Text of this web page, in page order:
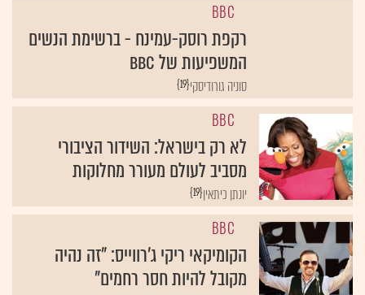
BBC
רקפת רוסק-עמינח - ברשימת הנשים
המשפיעות של BBC
{19}סוניה גורודיסקי
BBC
לא רק בישראל: השידור הציבורי
מסביב לעולם מעורר מחלוקות
{19}יונתן כיתאין
BBC
הקומיקאי ריקי ג'רווייס: "זה נהיה
מקובל להיות חסר רחמים"